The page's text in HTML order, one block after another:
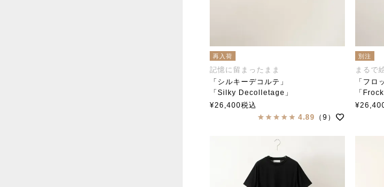
再入荷
記憶に留まったまま
「シルキーデコルテ」
「Silky Decolletage」
soutiencollar（ステンカラー）
¥26,400税込
4.89 （9）
別注
まるで
「フロ
「
¥